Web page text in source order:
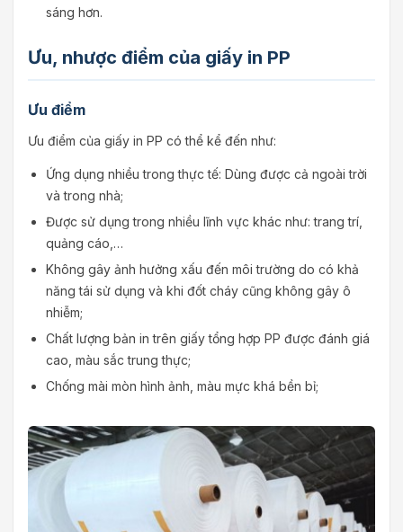
sáng hơn.
Ưu, nhược điểm của giấy in PP
Ưu điểm
Ưu điểm của giấy in PP có thể kể đến như:
Ứng dụng nhiều trong thực tế: Dùng được cả ngoài trời
và trong nhà;
Được sử dụng trong nhiều lĩnh vực khác như: trang trí,
quảng cáo,…
Không gây ảnh hưởng xấu đến môi trường do có khả
năng tái sử dụng và khi đốt cháy cũng không gây ô
nhiễm;
Chất lượng bản in trên giấy tổng hợp PP được đánh giá
cao, màu sắc trung thực;
Chống mài mòn hình ảnh, màu mực khá bền bỉ;